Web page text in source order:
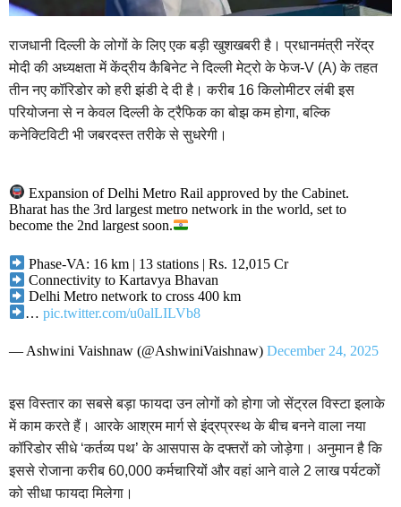
राजधानी दिल्ली के लोगों के लिए एक बड़ी खुशखबरी है। प्रधानमंत्री नरेंद्र
मोदी की अध्यक्षता में केंद्रीय कैबिनेट ने दिल्ली मेट्रो के फेज-V (A) के तहत
तीन नए कॉरिडोर को हरी झंडी दे दी है। करीब 16 किलोमीटर लंबी इस
परियोजना से न केवल दिल्ली के ट्रैफिक का बोझ कम होगा, बल्कि
कनेक्टिविटी भी जबरदस्त तरीके से सुधरेगी।
Expansion of Delhi Metro Rail approved by the Cabinet.
Bharat has the 3rd largest metro network in the world, set to
become the 2nd largest soon.
Phase-VA: 16 km | 13 stations | Rs. 12,015 Cr
Connectivity to Kartavya Bhavan
Delhi Metro network to cross 400 km
…pic.twitter.com/u0alLILVb8
— Ashwini Vaishnaw (@AshwiniVaishnaw) December 24, 2025
इस विस्तार का सबसे बड़ा फायदा उन लोगों को होगा जो सेंट्रल विस्टा इलाके
में काम करते हैं। आरके आश्रम मार्ग से इंद्रप्रस्थ के बीच बनने वाला नया
कॉरिडोर सीधे ‘कर्तव्य पथ’ के आसपास के दफ्तरों को जोड़ेगा। अनुमान है कि
इससे रोजाना करीब 60,000 कर्मचारियों और वहां आने वाले 2 लाख पर्यटकों
को सीधा फायदा मिलेगा।